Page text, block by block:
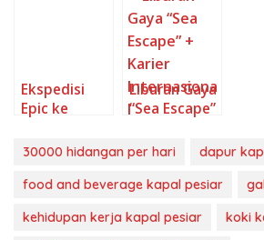
Penumpang?
Pesiar Costa
Toscana
Ekspedisi
Epic ke
Selatan &
2027-2028
America Line-
Liburan Gaya
“Sea Escape”
Internasional
Industri
di Malaysia
30000 hidangan per hari
dapur
food and beverage kapal pesiar
kehidupan kerja kapal pesiar
koki